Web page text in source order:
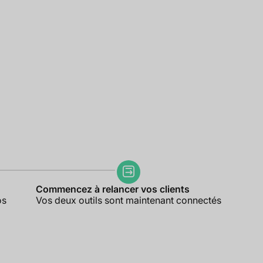
Commencez à relancer vos clients
Vos deux outils sont maintenant connectés